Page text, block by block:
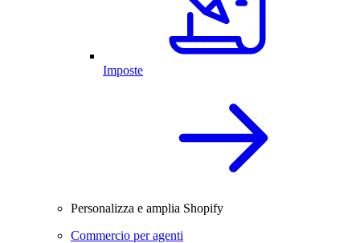
Imposte
Personalizza e amplia Shopify
Commercio per agenti